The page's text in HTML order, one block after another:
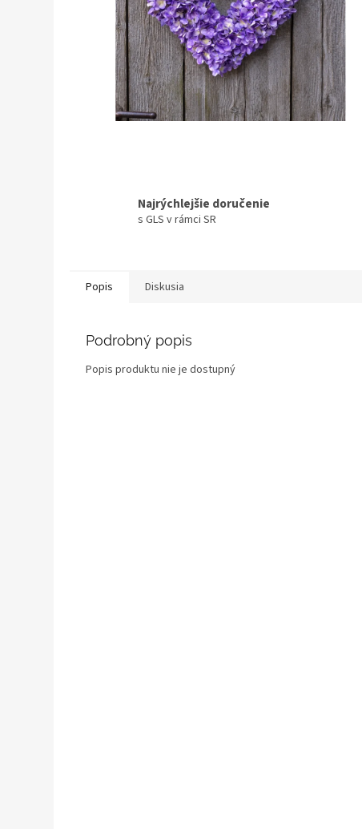
Najrýchlejšie doručenie
s GLS v rámci SR
Popis Diskusia
Podrobný popis
Popis produktu nie je dostupný